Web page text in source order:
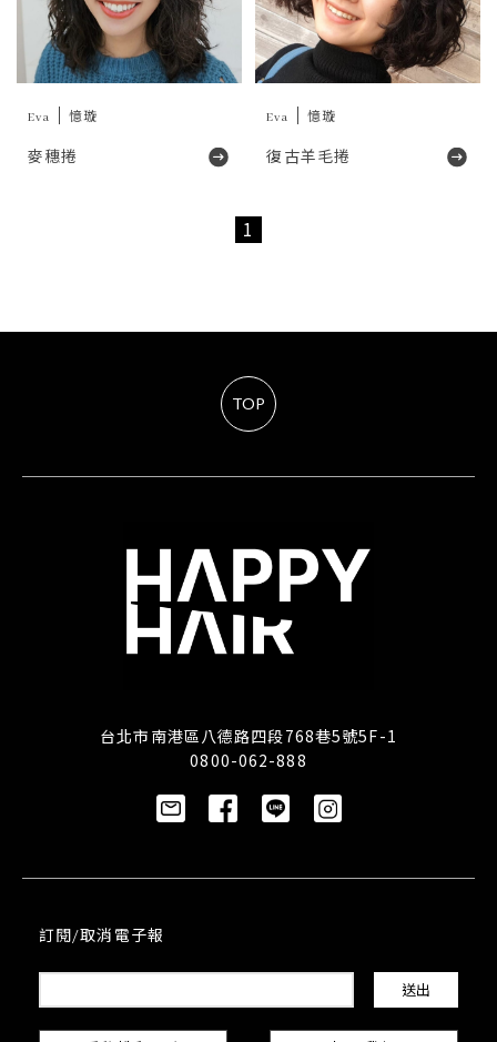
Eva 憶璇
麥穗捲
Eva 憶璇
復古羊毛捲
1
TOP
台北市南港區八德路四段768巷5號5F-1
0800-062-888
訂閱/取消電子報